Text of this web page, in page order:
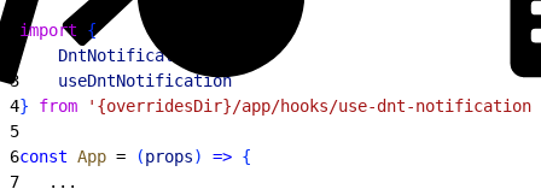
import
{
    DntNotification
3
    useDntNotification
4} from '{overridesDir}/app/hooks/use-dnt-notification'
5
6const App = (props) => {
7
   ...